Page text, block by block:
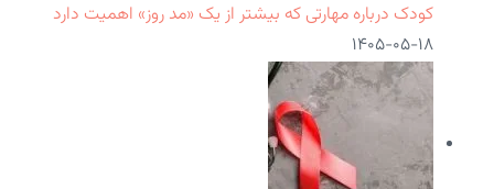
کودک درباره مهارتی که بیشتر از یک «مد روز» اهمیت دارد
۱۴۰۵-۰۵-۱۸